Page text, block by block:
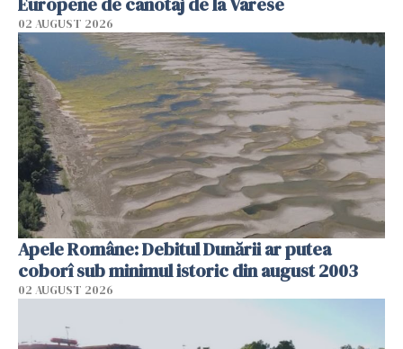
02 AUGUST 2026
Apele Române: Debitul Dunării ar putea
coborî sub minimul istoric din august 2003
02 AUGUST 2026